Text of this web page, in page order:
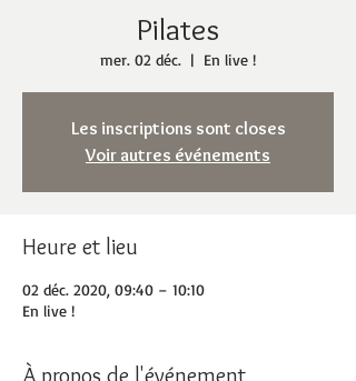
Pilates
mer. 02 déc.
  |
En live !
Les inscriptions sont closes
Voir autres événements
Heure et lieu
02 déc. 2020, 09:40 – 10:10
En live !
À propos de l'événement